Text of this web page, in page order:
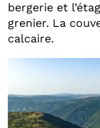
bergerie et
grenier. La
calcaire.